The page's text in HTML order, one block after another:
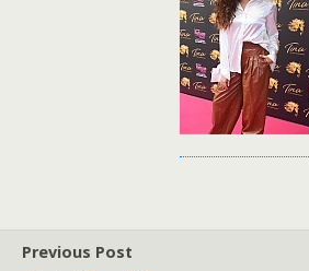
Previous Post